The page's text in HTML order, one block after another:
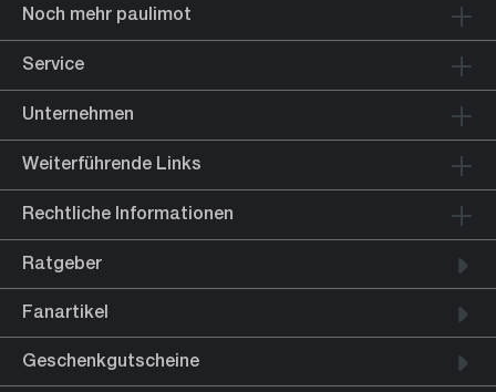
Noch mehr paulimot
Service
Unternehmen
Weiterführende Links
Rechtliche Informationen
Ratgeber
Fanartikel
Geschenkgutscheine